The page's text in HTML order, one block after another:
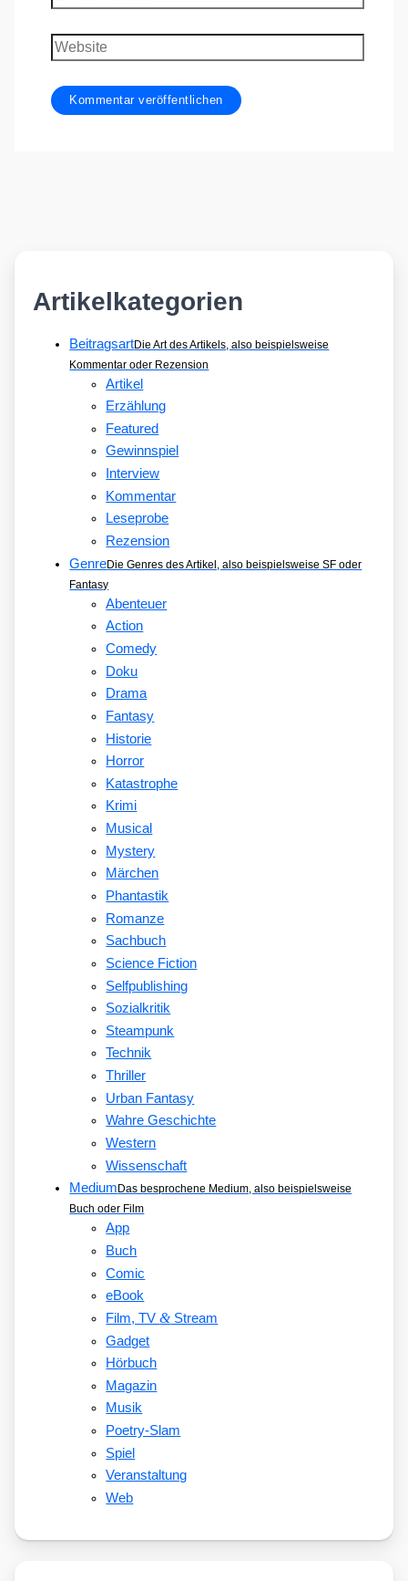
Mail-
Adresse
Website
Artikelkategorien
BeitragsartDie Art des Artikels, also beispielsweise
Kommentar oder Rezension
Artikel
Erzählung
Featured
Gewinnspiel
Interview
Kommentar
Leseprobe
Rezension
GenreDie Genres des Artikel, also beispielsweise SF oder
Fantasy
Abenteuer
Action
Comedy
Doku
Drama
Fantasy
Historie
Horror
Katastrophe
Krimi
Musical
Mystery
Märchen
Phantastik
Romanze
Sachbuch
Science Fiction
Selfpublishing
Sozialkritik
Steampunk
Technik
Thriller
Urban Fantasy
Wahre Geschichte
Western
Wissenschaft
Medium Das besprochene Medium, also beispielsweise
Buch oder Film
App
Buch
Comic
eBook
Film, TV&Stream
Gadget
Hörbuch
Magazin
Musik
Poetry-Slam
Spiel
Veranstaltung
Web